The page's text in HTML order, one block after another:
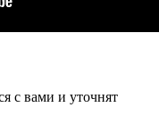
с вами и уточнят